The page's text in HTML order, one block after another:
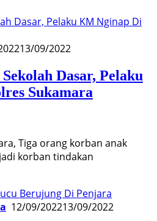
13/09/2022
Dasar, Pelaku
Sukamara
Tiga orang korban anak
korban tindakan
12/09/202213/09/2022